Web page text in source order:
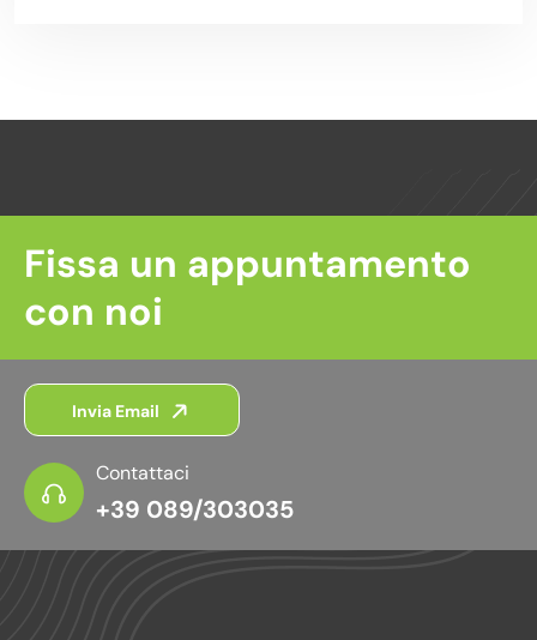
Fissa un appuntamento
con noi
Invia Email
Contattaci
+39 089/303035